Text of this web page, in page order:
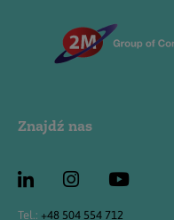
Znajdź nas
Tel.: +48 504 554 712